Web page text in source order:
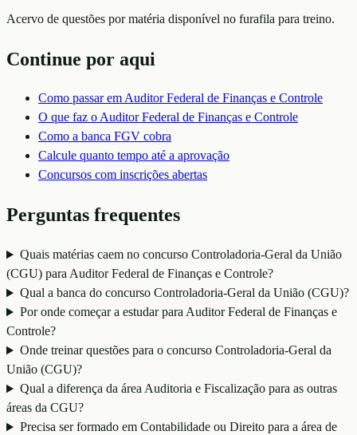
Acervo de questões por matéria disponível no furafila para treino.
Continue por aqui
Como passar emAuditor Federal de Finanças e Controle
O que faz oAuditor Federal de Finanças e Controle
Como a banca FGV cobra
Calcule quanto tempo até a aprovação
Concursos com inscrições abertas
Perguntas frequentes
Quais matérias caem no concurso Controladoria-Geral da União
(CGU) para Auditor Federal de Finanças e Controle?
Qual a banca do concurso Controladoria-Geral da União (CGU)?
Por onde começar a estudar para Auditor Federal de Finanças e
Controle?
Onde treinar questões para o concurso Controladoria-Geral da
União (CGU)?
Qual a diferença da área Auditoria e Fiscalização para as outras
áreas da CGU?
Precisa ser formado em Contabilidade ou Direito para a área de